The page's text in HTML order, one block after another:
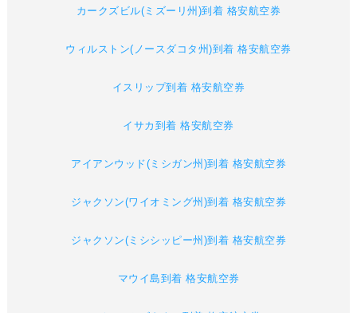
カークズビル(ミズーリ州)到着 格安航空券
ウィルストン(ノースダコタ州)到着 格安航空券
イスリップ到着 格安航空券
イサカ到着 格安航空券
アイアンウッド(ミシガン州)到着 格安航空券
ジャクソン(ワイオミング州)到着 格安航空券
ジャクソン(ミシシッピー州)到着 格安航空券
マウイ島到着 格安航空券